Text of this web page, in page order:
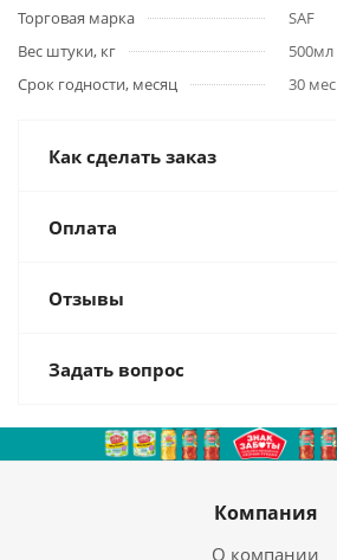
Торговая марка
SAF
Вес штуки, кг
500мл
Срок годности, месяц
30 мес
Как сделать заказ
Оплата
Отзывы
Задать вопрос
Компания
О компании